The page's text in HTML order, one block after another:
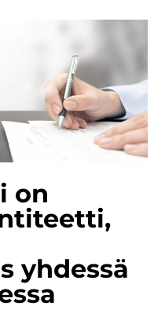
on
yhdessä